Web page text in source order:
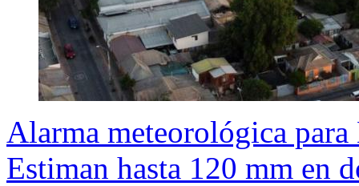
Alarma meteorológica
Estiman hasta 120 mm en